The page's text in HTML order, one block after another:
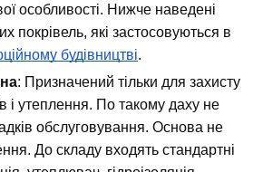
особливості. Нижче наведені
покрівель, які застосовуються в
будівництві.
: Призначений тільки для захисту
і утеплення. По такому даху не
обслуговування. Основа не
До складу входять стандартні